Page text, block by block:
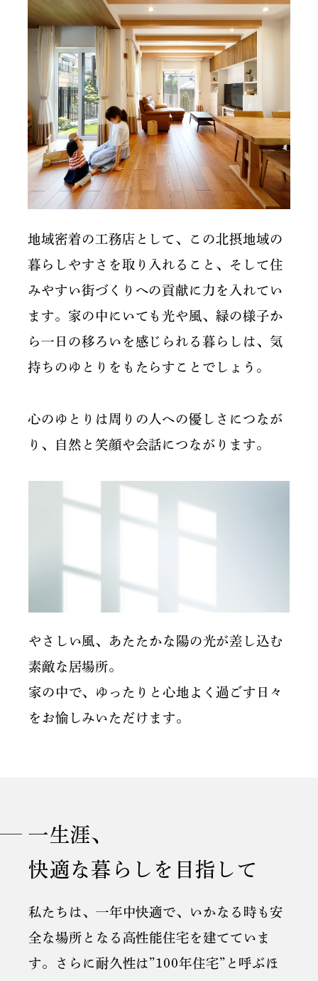
地域密着の工務店として、この北摂地域の
暮らしやすさを取り入れること、そして住
みやすい街づくりへの貢献に力を入れてい
ます。家の中にいても光や風、緑の様子か
ら一日の移ろいを感じられる暮らしは、気
持ちのゆとりをもたらすことでしょう。
心のゆとりは周りの人への優しさにつなが
り、自然と笑顔や会話につながります。
やさしい風、あたたかな陽の光が差し込む
素敵な居場所。
家の中で、ゆったりと心地よく過ごす日々
をお愉しみいただけます。
一生涯、
快適な暮らしを目指して
私たちは、一年中快適で、いかなる時も安
全な場所となる高性能住宅を建てていま
す。さらに耐久性は”100年住宅”と呼ぶほ